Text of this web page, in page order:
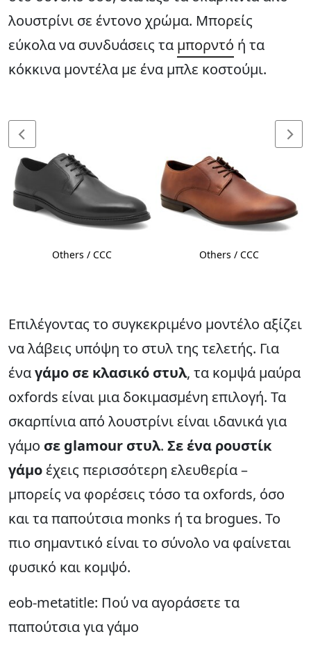
λουστρίνι σε έντονο χρώμα. Μπορείς
εύκολα να συνδυάσεις τα μπορντό ή τα
κόκκινα μοντέλα με ένα μπλε κοστούμι.
Others / CCC Others / CCC
Επιλέγοντας το συγκεκριμένο μοντέλο αξίζει
να λάβεις υπόψη το στυλ της τελετής. Για
έναγάμο σε κλασικό στυλ, τα κομψά μαύρα
oxfords είναι μια δοκιμασμένη επιλογή. Τα
σκαρπίνια από λουστρίνι είναι ιδανικά για
γάμο σε glamour στυλ. Σε ένα ρουστίκ
γάμο έχεις περισσότερη ελευθερία –
μπορείς να φορέσεις τόσο τα oxfords, όσο
και τα παπούτσια monks ή τα brogues. Το
πιο σημαντικό είναι το σύνολο να φαίνεται
φυσικό και κομψό.
eob-metatitle: Πού να αγοράσετε τα
παπούτσια για γάμο